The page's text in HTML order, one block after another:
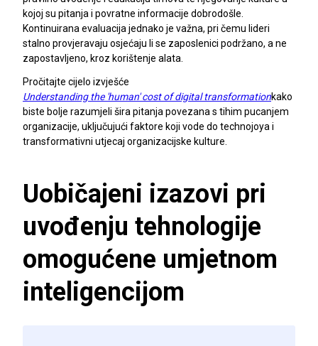
kojoj su pitanja i povratne informacije dobrodošle.
Kontinuirana evaluacija jednako je važna, pri čemu lideri
stalno provjeravaju osjećaju li se zaposlenici podržano, a ne
zapostavljeno, kroz korištenje alata.
Pročitajte cijelo izvješće
Understanding the 'human' cost of digital transformationkako
biste bolje razumjeli šira pitanja povezana s tihim pucanjem
organizacije, uključujući faktore koji vode do technojoya i
transformativni utjecaj organizacijske kulture.
Uobičajeni izazovi pri
uvođenju tehnologije
omogućene umjetnom
inteligencijom